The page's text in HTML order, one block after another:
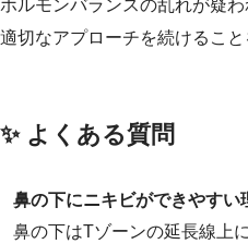
ホルモンバランスの乱れが疑
適切なアプローチを続けること
✨ よくある質問
鼻の下にニキビができやすい
鼻の下はTゾーンの延長線上